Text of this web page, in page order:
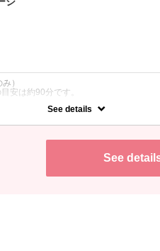
）
安は約90分です。
押し伸ばしリンパ節をひらく。首頭を
See details
See